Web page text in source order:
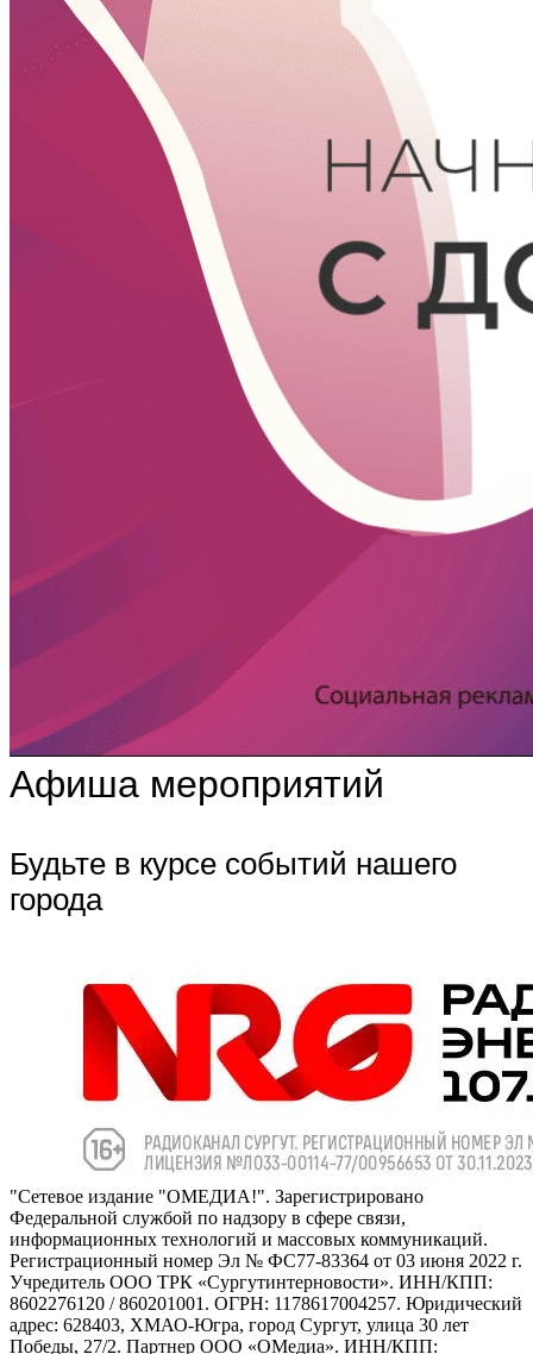
Афиша мероприятий
Будьте в курсе событий нашего
города
"Сетевое издание "ОМЕДИА!". Зарегистрировано
Федеральной службой по надзору в сфере связи,
информационных технологий и массовых коммуникаций.
Регистрационный номер Эл № ФС77-83364 от 03 июня 2022 г.
Учредитель ООО ТРК «Сургутинтерновости». ИНН/КПП:
8602276120 / 860201001. ОГРН: 1178617004257. Юридический
адрес: 628403, ХМАО-Югра, город Сургут, улица 30 лет
Победы, 27/2. Партнер ООО «ОМедиа». ИНН/КПП: